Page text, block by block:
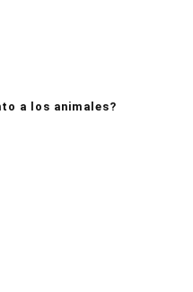
a los animales?